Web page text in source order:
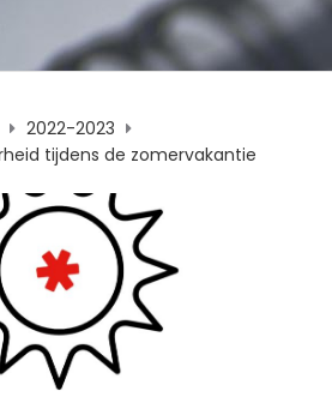
2022-2023
tijdens de zomervakantie